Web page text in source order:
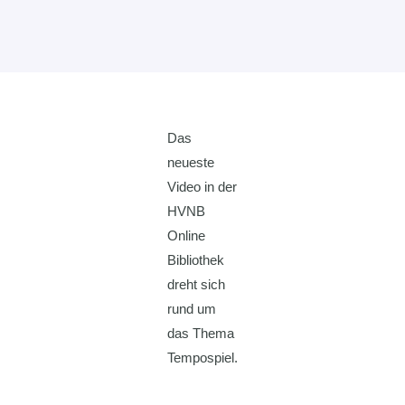
Das
neueste
Video in der
HVNB
Online
Bibliothek
dreht sich
rund um
das Thema
Tempospiel.